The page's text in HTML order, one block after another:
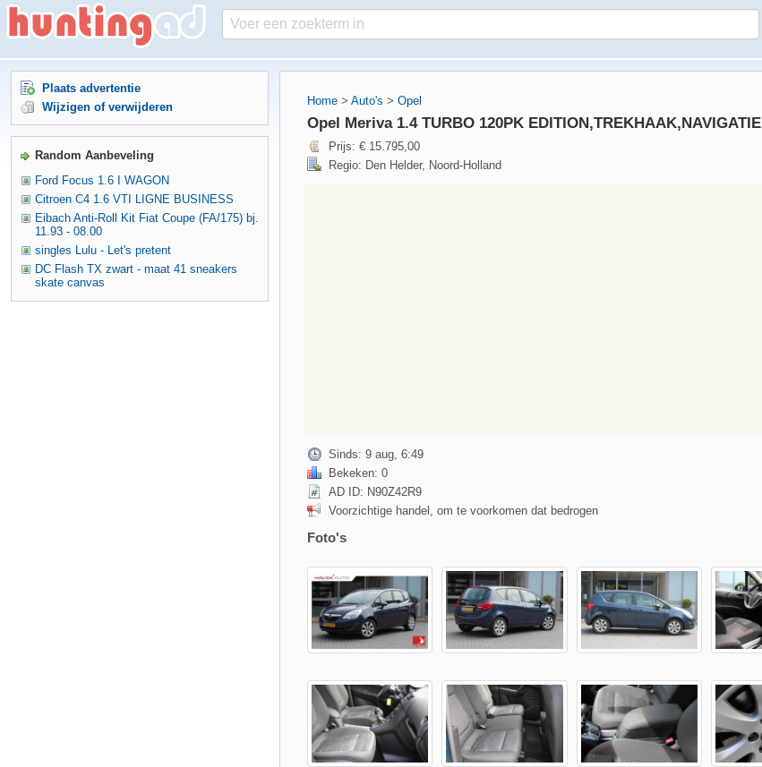
Home > Auto's > Opel
Opel Meriva 1.4 TURBO 120PK EDITION,TREKHAAK,NAVIGATIE
Prijs: € 15.795,00
Regio: Den Helder, Noord-Holland
Sinds: 9 aug, 6:49
Bekeken: 0
AD ID: N90Z42R9
Voorzichtige handel, om te voorkomen dat bedrogen
Foto's
Plaats advertentie
Wijzigen of verwijderen
Random Aanbeveling
Ford Focus 1.6 I WAGON
Citroen C4 1.6 VTI LIGNE BUSINESS
Eibach Anti-Roll Kit Fiat Coupe (FA/175) bj.
11.93 - 08.00
singles Lulu - Let's pretent
DC Flash TX zwart - maat 41 sneakers
skate canvas